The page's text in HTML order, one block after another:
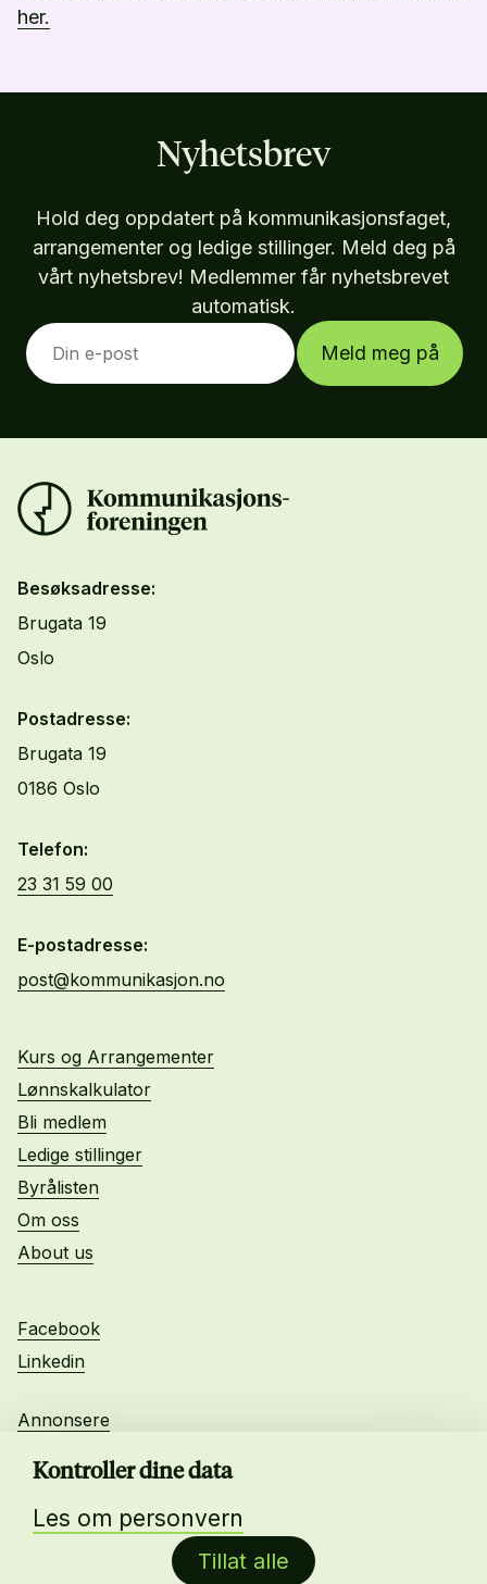
Kontroller dine data
Tillat alle
Les om personvern
her.
Nyhetsbrev
Hold deg oppdatert på kommunikasjonsfaget,
arrangementer og ledige stillinger. Meld deg på
vårt nyhetsbrev! Medlemmer får nyhetsbrevet
automatisk.
Meld meg på
Besøksadresse:
Brugata 19
Oslo
Postadresse:
Brugata 19
0186 Oslo
Telefon:
23 31 59 00
E-postadresse:
post@kommunikasjon.no
Kurs og Arrangementer
Lønnskalkulator
Bli medlem
Ledige stillinger
Byrålisten
Om oss
About us
Facebook
Linkedin
Annonsere
Daglig leder:
Anne-Lise Mørch von der Fehr